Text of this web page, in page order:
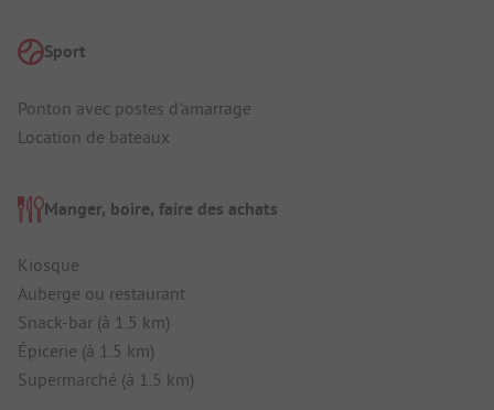
Sport
Ponton avec postes d'amarrage
Location de bateaux
Manger, boire, faire des achats
Kiosque
Auberge ou restaurant
Snack-bar (à 1.5 km)
Épicerie (à 1.5 km)
Supermarché (à 1.5 km)